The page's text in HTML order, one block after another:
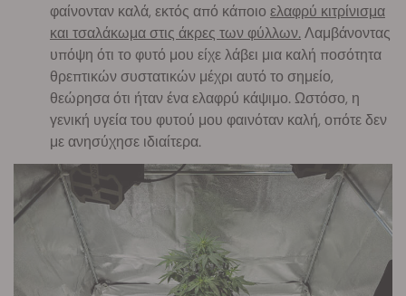
φαίνονταν καλά, εκτός από κάποιο ελαφρύ κιτρίνισμα
και τσαλάκωμα στις άκρες των φύλλων.Λαμβάνοντας
υπόψη ότι το φυτό μου είχε λάβει μια καλή ποσότητα
θρεπτικών συστατικών μέχρι αυτό το σημείο,
θεώρησα ότι ήταν ένα ελαφρύ κάψιμο. Ωστόσο, η
γενική υγεία του φυτού μου φαινόταν καλή, οπότε δεν
με ανησύχησε ιδιαίτερα.